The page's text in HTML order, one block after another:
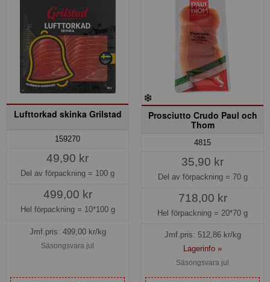
Lufttorkad skinka Grilstad
159270
49,90 kr
Del av förpackning = 100 g
499,00 kr
Hel förpackning = 10*100 g
Jmf.pris: 499,00kr/kg
Säsongsvara jul
Prosciutto Crudo Paul och
Thom
4815
35,90 kr
Del av förpackning = 70 g
718,00 kr
Hel förpackning = 20*70 g
Jmf.pris: 512,86kr/kg
Lagerinfo »
Säsongsvara jul